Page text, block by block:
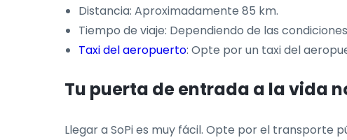
Distancia: Aproximadamente 85 km.
Tiempo de viaje: Dependiendo de las
Taxi del aeropuerto: Opte por un taxi del
Tu puerta de entrada a la vida
Llegar a SoPi es muy fácil. Opte por el transporte